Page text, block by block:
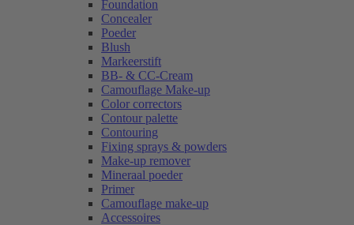
Foundation
Concealer
Poeder
Blush
Markeerstift
BB- & CC-Cream
Camouflage Make-up
Color correctors
Contour palette
Contouring
Fixing sprays & powders
Make-up remover
Mineraal poeder
Primer
Camouflage make-up
Accessoires